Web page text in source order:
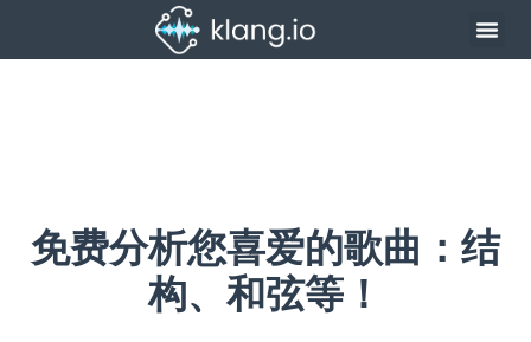
免费分析您喜爱的歌曲：结
构、和弦等！